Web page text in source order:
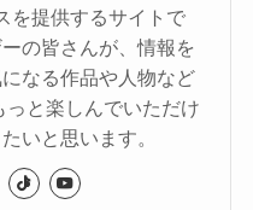
を提供するサイトで
の皆さんが、情報を
なる作品や人物など
っと楽しんでいただけ
いと思います。